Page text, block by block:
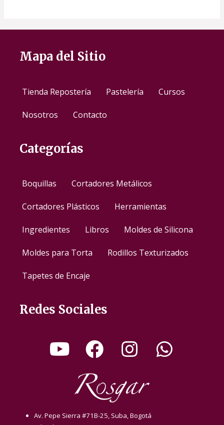
Mapa del Sitio
Tienda Repostería Pastelería Cursos
Nosotros Contacto
Categorías
Boquillas Cortadores Metálicos
Cortadores Plásticos Herramientas
Ingredientes Libros Moldes de Silicona
Moldes para Torta Rodillos Texturizados
Tapetes de Encaje
Redes Sociales
Av. Pepe Sierra #71B-25, Suba, Bogotá